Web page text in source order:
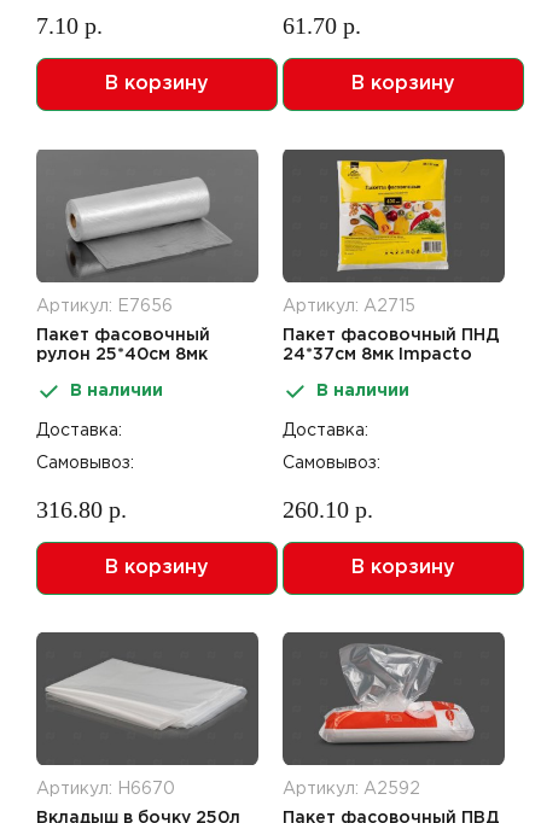
7.10 р.
В корзину
61.70 р.
В корзину
Артикул: Е7656
Пакет фасовочный
рулон 25*40см 8мк
В наличии
Доставка:
Самовывоз:
316.80 р.
В корзину
Артикул: А2715
Пакет фасовочный ПНД
24*37см 8мк Impacto
В наличии
Доставка:
Самовывоз:
260.10 р.
В корзину
Артикул: Н6670
Вкладыш в бочку 250л
Артикул: А2592
Пакет фасовочный ПВД